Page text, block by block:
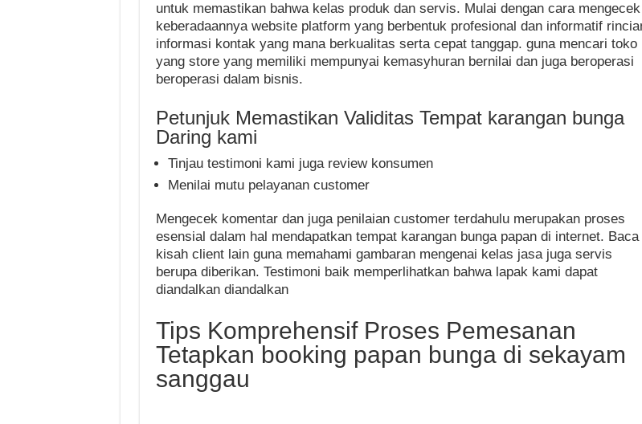
untuk memastikan bahwa kelas produk dan servis. Mulai dengan cara mengecek
keberadaannya website platform yang berbentuk profesional dan informatif
informasi kontak yang mana berkualitas serta cepat tanggap. guna mencari toko
yang store yang memiliki mempunyai kemasyhuran bernilai dan juga beroperasi
beroperasi dalam bisnis.
Petunjuk Memastikan Validitas Tempat karangan bunga
Daring kami
Tinjau testimoni kami juga review konsumen
Menilai mutu pelayanan customer
Mengecek komentar dan juga penilaian customer terdahulu merupakan proses
esensial dalam hal mendapatkan tempat karangan bunga papan di internet. Baca
kisah client lain guna memahami gambaran mengenai kelas jasa juga servis
berupa diberikan. Testimoni baik memperlihatkan bahwa lapak kami dapat
diandalkan diandalkan
Tips Komprehensif Proses Pemesanan
Tetapkan booking papan bunga di sekayam
sanggau